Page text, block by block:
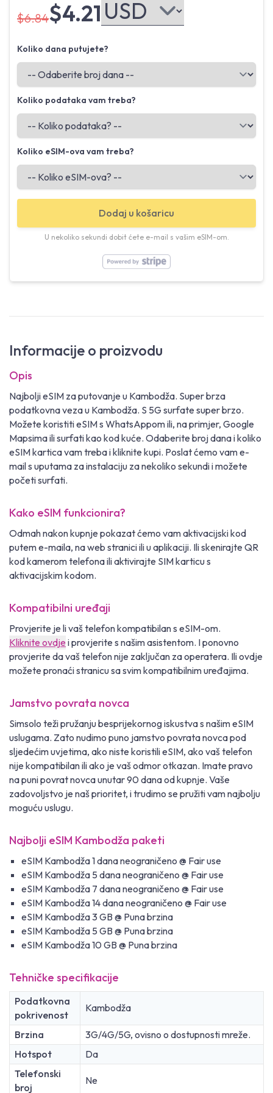
$6.84$4.21
Koliko dana putujete?
Koliko podataka vam treba?
Koliko eSIM-ova vam treba?
Dodaj u košaricu
U nekoliko sekundi dobit ćete e-mail s vašim eSIM-om.
Informacije o proizvodu
Opis
Najbolji eSIM za putovanje u Kambodža. Super brza
podatkovna veza u Kambodža. S 5G surfate super brzo.
Možete koristiti eSIM s WhatsAppom ili, na primjer, Google
Mapsima ili surfati kao kod kuće. Odaberite broj dana i koliko
eSIM kartica vam treba i kliknite kupi. Poslat ćemo vam e-
mail s uputama za instalaciju za nekoliko sekundi i možete
početi surfati.
Kako eSIM funkcionira?
Odmah nakon kupnje pokazat ćemo vam aktivacijski kod
putem e-maila, na web stranici ili u aplikaciji. Ili skenirajte QR
kod kamerom telefona ili aktivirajte SIM karticu s
aktivacijskim kodom.
Kompatibilni uređaji
Provjerite je li vaš telefon kompatibilan s eSIM-om.
Kliknite ovdje i provjerite s našim asistentom. I ponovno
provjerite da vaš telefon nije zaključan za operatera. Ili ovdje
možete pronaći stranicu sa svim kompatibilnim uređajima.
Jamstvo povrata novca
Simsolo teži pružanju besprijekornog iskustva s našim eSIM
uslugama. Zato nudimo puno jamstvo povrata novca pod
sljedećim uvjetima, ako niste koristili eSIM, ako vaš telefon
nije kompatibilan ili ako je vaš odmor otkazan. Imate pravo
na puni povrat novca unutar 90 dana od kupnje. Vaše
zadovoljstvo je naš prioritet, i trudimo se pružiti vam najbolju
moguću uslugu.
Najbolji eSIM Kambodža paketi
eSIM Kambodža 1 dana neograničeno @ Fair use
eSIM Kambodža 5 dana neograničeno @ Fair use
eSIM Kambodža 7 dana neograničeno @ Fair use
eSIM Kambodža 14 dana neograničeno @ Fair use
eSIM Kambodža 3 GB @ Puna brzina
eSIM Kambodža 5 GB @ Puna brzina
eSIM Kambodža 10 GB @ Puna brzina
Tehničke specifikacije
Podatkovna
pokrivenost
Kambodža
Brzina
3G/4G/5G, ovisno o dostupnosti mreže.
Hotspot
Da
Telefonski
broj
Ne